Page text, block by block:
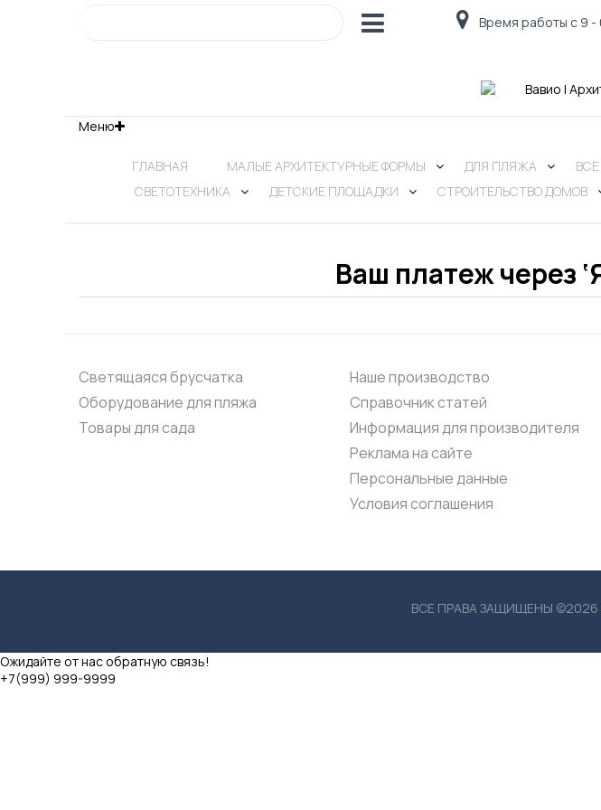
Время работы с 9 -
Меню
ГЛАВНАЯ МАЛЫЕ АРХИТЕКТУРНЫЕ ФОРМЫ ДЛЯ ПЛЯЖА
СВЕТОТЕХНИКА
ДЕТСКИЕ ПЛОЩАДКИ СТРОИТЕЛЬСТВО ДОМОВ
Ваш платеж через
Светящаяся брусчатка
Оборудование для пляжа
Товары для сада
Наше производство
Справочник статей
Информация для производителя
Реклама на сайте
Персональные данные
Условия соглашения
ВСЕ ПРАВА ЗАЩИЩЕНЫ ©2026
Ожидайте от нас обратную связь!
+7(999) 999-9999